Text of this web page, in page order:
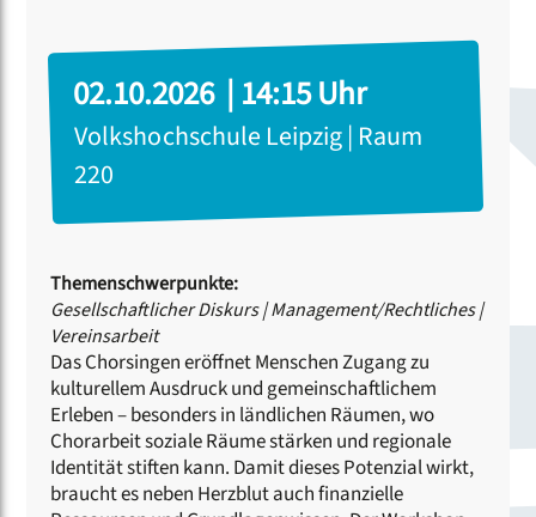
02.10.2026 | 14:15 Uhr
Volkshochschule Leipzig | Raum
220
Themenschwerpunkte:
Gesellschaftlicher Diskurs|Management/Rechtliches|
Vereinsarbeit
Das Chorsingen eröffnet Menschen Zugang zu
kulturellem Ausdruck und gemeinschaftlichem
Erleben – besonders in ländlichen Räumen, wo
Chorarbeit soziale Räume stärken und regionale
Identität stiften kann. Damit dieses Potenzial wirkt,
braucht es neben Herzblut auch finanzielle